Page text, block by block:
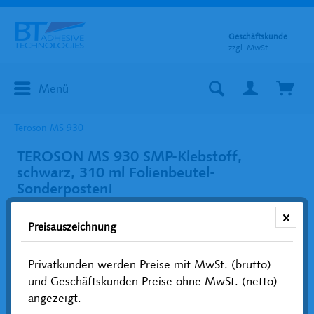
Menü
Geschäftskunde
zzgl. MwSt.
Teroson MS 930
TEROSON MS 930 SMP-Klebstoff,
schwarz, 310 ml Folienbeutel-
Sonderposten!
Preisauszeichnung
Privatkunden werden Preise mit MwSt. (brutto)
und Geschäftskunden Preise ohne MwSt. (netto)
angezeigt.